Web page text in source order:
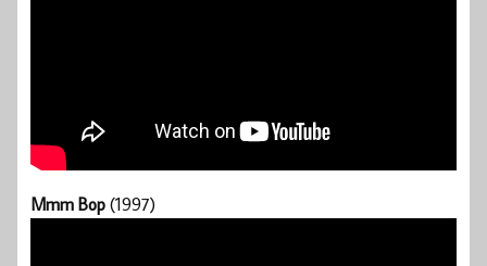
Mmm Bop (1997)